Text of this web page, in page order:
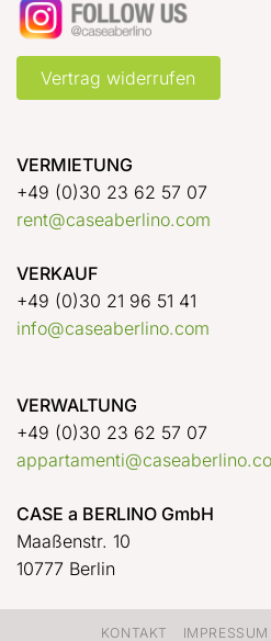
Vertrag widerrufen
VERMIETUNG
+49 (0)30 23 62 57 07
rent@caseaberlino.com
VERKAUF
+49 (0)30 21 96 51 41
info@caseaberlino.com
VERWALTUNG
+49 (0)30 23 62 57 07
CASE a BERLINO GmbH
Maaßenstr. 10
10777 Berlin
KONTAKT IMPRESSUM